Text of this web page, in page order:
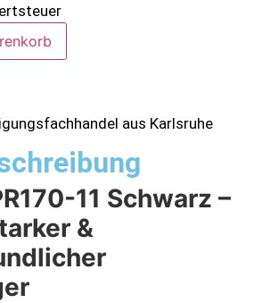
aus Karlsruhe
11 Schwarz –
&